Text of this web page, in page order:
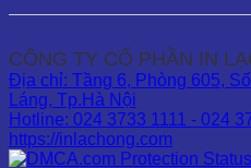
CÔNG TY CỔ PHẦN IN
Địa chỉ: Tầng 6, Phòng 605,
Láng, Tp.Hà Nội
Hotline: 024 3733 1111 - 024
https://inlachong.com